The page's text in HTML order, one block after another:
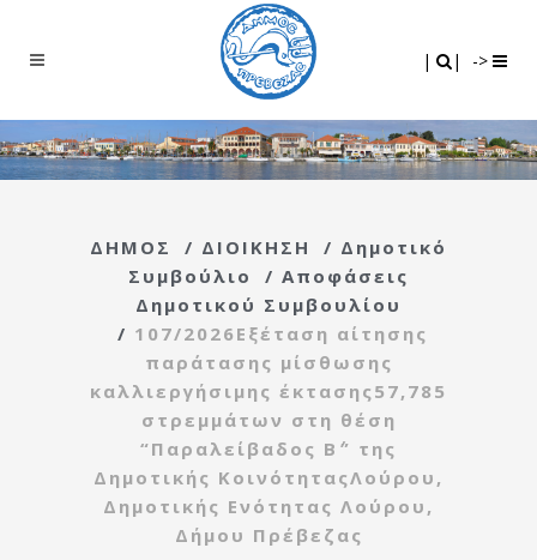
| | ->
ΔΗΜΟΣ / ΔΙΟΙΚΗΣΗ / Δημοτικό
Συμβούλιο
/ Αποφάσεις
Δημοτικού Συμβουλίου
/ 107/2026Εξέταση αίτησης
παράτασης μίσθωσης
καλλιεργήσιμης έκτασης57,785
στρεμμάτων στη θέση
“Παραλείβαδος Β΄” της
Δημοτικής ΚοινότηταςΛούρου,
Δημοτικής Ενότητας Λούρου,
Δήμου Πρέβεζας